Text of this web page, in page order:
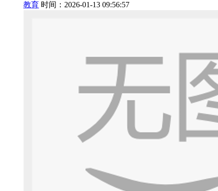
教育 时间：2026-01-13 09:56:57